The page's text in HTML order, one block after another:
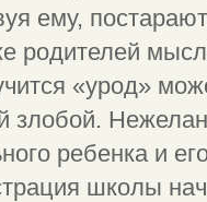
ему,
родителей
«урод»
злобой.
ребенка и
школы